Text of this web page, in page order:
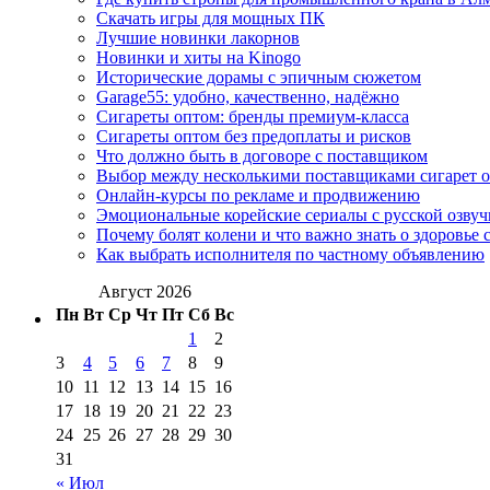
Скачать игры для мощных ПК
Лучшие новинки лакорнов
Новинки и хиты на Kinogo
Исторические дорамы с эпичным сюжетом
Garage55: удобно, качественно, надёжно
Сигареты оптом: бренды премиум-класса
Сигареты оптом без предоплаты и рисков
Что должно быть в договоре с поставщиком
Выбор между несколькими поставщиками сигарет
Онлайн-курсы по рекламе и продвижению
Эмоциональные корейские сериалы с русской
Почему болят колени и что важно знать о здоровье
Как выбрать исполнителя по частному объявлению
Август 2026
Пн Вт Ср Чт Пт Сб Вс
« Июл
1
2
3
4 5 6 7 8
9
10 11 12 13 14 15 16
17 18 19 20 21 22 23
24 25 26 27 28 29 30
31